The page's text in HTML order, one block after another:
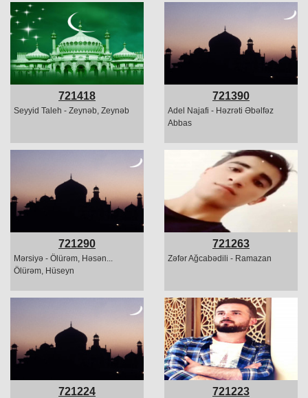
721418
Seyyid Taleh - Zeynəb, Zeynəb
721390
Adel Najafi - Həzrəti Əbəlfəz
Abbas
721290
Mərsiyə - Ölürəm, Həsən...
Ölürəm, Hüseyn
721263
Zəfər Ağcabədili - Ramazan
721224 721223